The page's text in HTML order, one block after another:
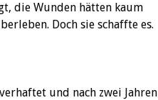
die Wunden hätten kaum
Doch sie schaffte es.
und nach zwei Jahren